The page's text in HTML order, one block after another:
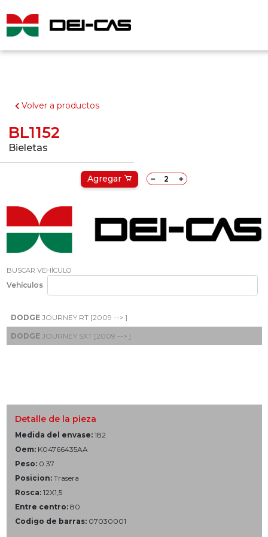
Volver a productos
BL1152
Bieletas
Agregar
BUSCAR VEHÍCULO
Vehículos
DODGEJOURNEY RT [2009 --> ]
DODGEJOURNEY SXT [2009 --> ]
Detalle de la pieza
Medida del envase: 182
Oem: K04766435AA
Peso: 0.37
Posicion: Trasera
Rosca: 12X1,5
Entre centro: 80
Codigo de barras: 07030001